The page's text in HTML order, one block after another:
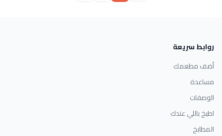
روابط سريعة
أضف مطعمك
مساعدة
الوصفات
اطبخ باللي عندك
المطابخ